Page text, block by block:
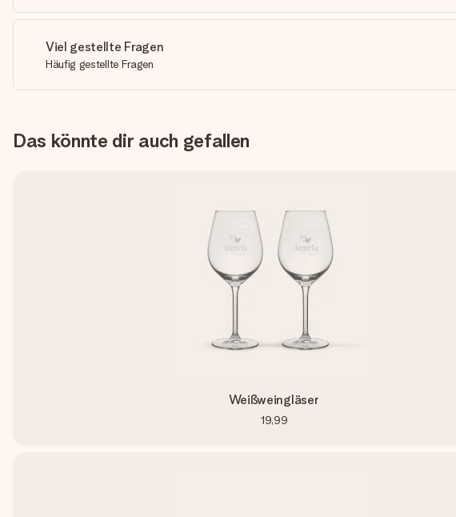
Viel gestellte Fragen
Häufig gestellte Fragen
Das könnte dir auch gefallen
Weißweingläser
19,99